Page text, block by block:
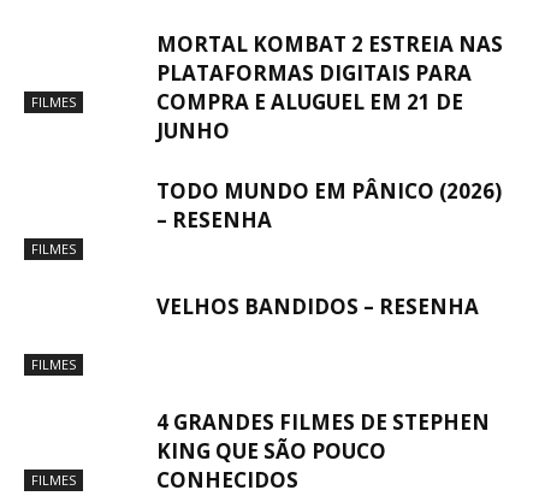
FILMES
MORTAL KOMBAT 2 ESTREIA NAS
PLATAFORMAS DIGITAIS PARA
COMPRA E ALUGUEL EM 21 DE
JUNHO
FILMES
TODO MUNDO EM PÂNICO (2026)
– RESENHA
FILMES
VELHOS BANDIDOS – RESENHA
FILMES
4 GRANDES FILMES DE STEPHEN
KING QUE SÃO POUCO
CONHECIDOS